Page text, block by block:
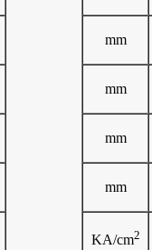
mm
mm
mm
mm
KA/cm2